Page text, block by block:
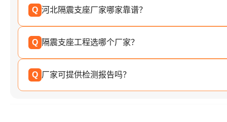
Q 河北隔震支座厂家哪家靠谱？
Q 隔震支座工程选哪个厂家？
Q 厂家可提供检测报告吗？